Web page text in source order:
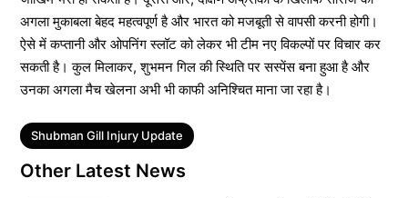
अगला मुकाबला बेहद महत्वपूर्ण है और भारत को मजबूती से वापसी करनी होगी।
ऐसे में कप्तानी और ओपनिंग स्लॉट को लेकर भी टीम नए विकल्पों पर विचार कर
सकती है। कुल मिलाकर, शुभमन गिल की स्थिति पर सस्पेंस बना हुआ है और
उनका अगला मैच खेलना अभी भी काफी अनिश्चित माना जा रहा है।
Tags
Shubman Gill Injury Update
Other Latest News